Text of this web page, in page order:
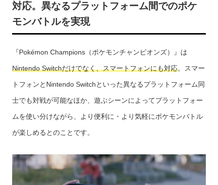
対応。異なるプラットフォーム間でのポケ
モンバトルを実現
『Pokémon Champions（ポケモンチャンピオンズ）』は
Nintendo Switchだけでなく、スマートフォンにも対応。スマー
トフォンとNintendo Switchといった異なるプラットフォーム同
士でも対戦が可能なほか、遊ぶシーンによってプラットフォー
ムを使い分けながら、より便利に・より気軽にポケモンバトル
が楽しめるとのことです。